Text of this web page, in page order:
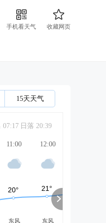
手机看天气
收藏网页
15天天气
07:17 日落 20:39
11:00
东风
12:00
东风